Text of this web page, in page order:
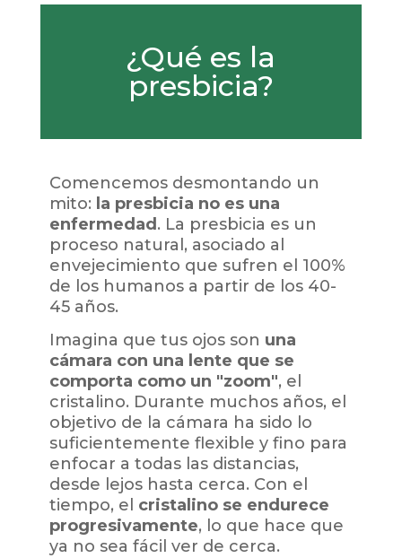
¿Qué es la
presbicia?
Comencemos desmontando un
mito: la presbicia no es una
enfermedad . La presbicia es un
proceso natural, asociado al
envejecimiento que sufren el 100%
de los humanos a partir de los 40-
45 años.
Imagina que tus ojos son una
cámara con una lente que se
comporta como un "zoom", el
cristalino. Durante muchos años, el
objetivo de la cámara ha sido lo
suficientemente flexible y fino para
enfocar a todas las distancias,
desde lejos hasta cerca. Con el
tiempo, el cristalino se endurece
progresivamente, lo que hace que
ya no sea fácil ver de cerca.